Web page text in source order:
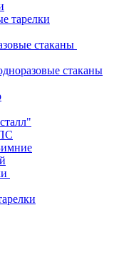
тарелки
стаканы
стаканы